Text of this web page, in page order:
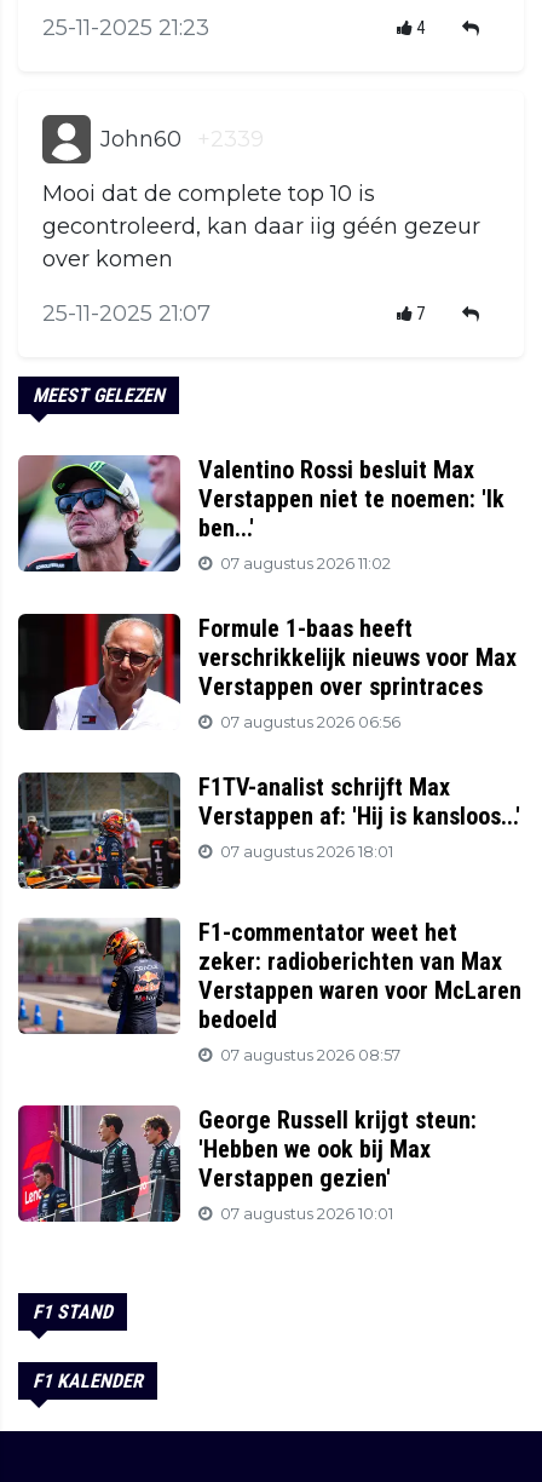
25-11-2025 21:23 4
John60 +2339
Mooi dat de complete top 10 is
gecontroleerd, kan daar iig géén gezeur
over komen
25-11-2025 21:07 7
MEEST GELEZEN
Valentino Rossi besluit Max
Verstappen niet te noemen: 'Ik
ben...'
07 augustus 2026 11:02
Formule 1-baas heeft
verschrikkelijk nieuws voor Max
Verstappen over sprintraces
07 augustus 2026 06:56
F1TV-analist schrijft Max
Verstappen af: 'Hij is kansloos...'
07 augustus 2026 18:01
F1-commentator weet het
zeker: radioberichten van Max
Verstappen waren voor McLaren
bedoeld
07 augustus 2026 08:57
George Russell krijgt steun:
'Hebben we ook bij Max
Verstappen gezien'
07 augustus 2026 10:01
F1 STAND
F1 KALENDER